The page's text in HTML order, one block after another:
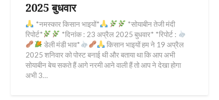
2025 बुधवार
*नमस्कार किसान भाइयों*
*सोयाबीन तेजी मंदी
रिपोर्ट*
*दिनांक : 23 अप्रैल 2025 बुधवार* *रिपोर्ट :
डेली मंडी भाव*
किसान भाइयों हम ने 19 अप्रैल
2025 शनिवार को पोस्ट बनाई थी और बताया था कि आप अभी
सोयाबीन बेच सकते हैं आगे नरमी आने वाली हैं तो आप ने देखा होगा
अभी 3…